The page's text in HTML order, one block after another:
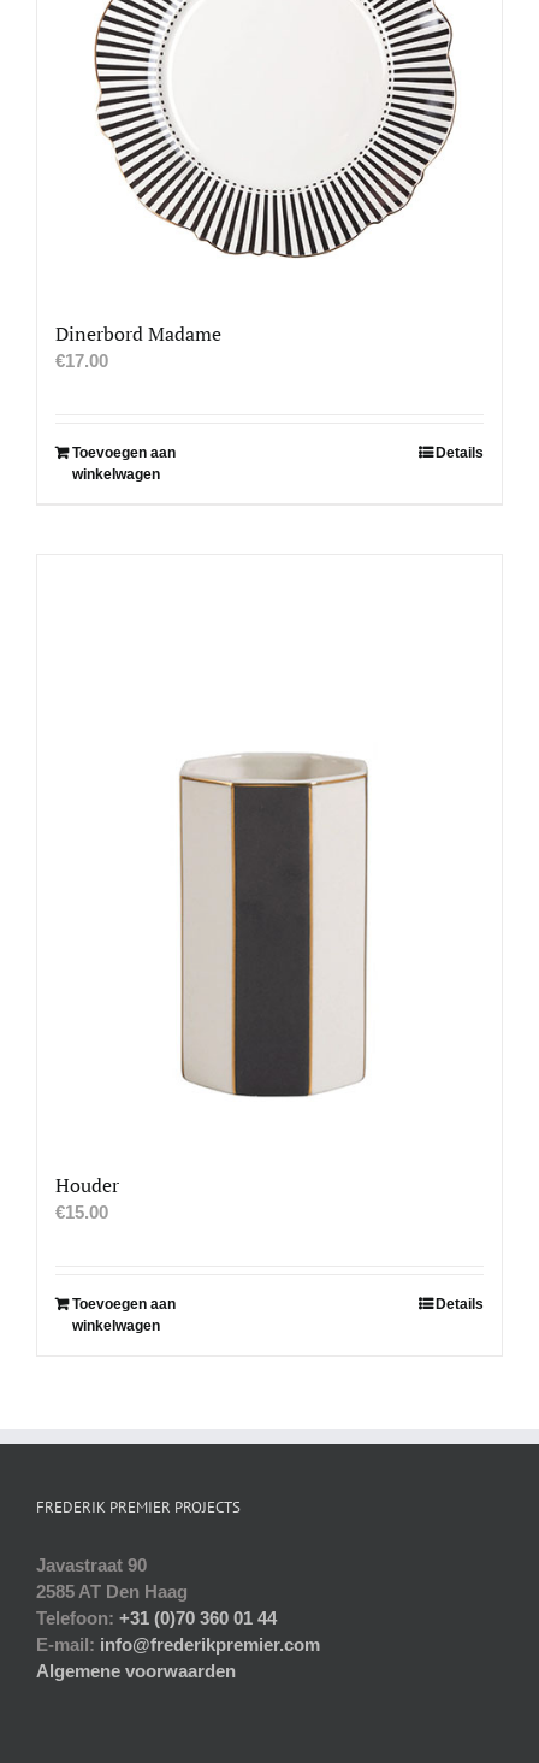
Dinerbord Madame
€17.00
Toevoegen aan
winkelwagen
Details
Houder
€15.00
Toevoegen aan
winkelwagen
Details
FREDERIK PREMIER PROJECTS
Javastraat 90
2585 AT Den Haag
Telefoon: +31 (0)70 360 01 44
E-mail: info@frederikpremier.com
Algemene voorwaarden